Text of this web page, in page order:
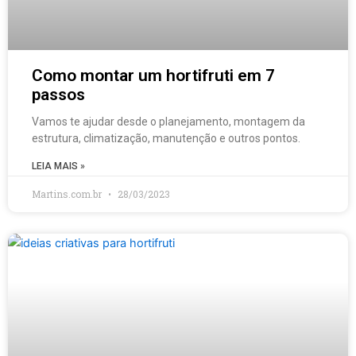
Como montar um hortifruti em 7
passos
Vamos te ajudar desde o planejamento, montagem da
estrutura, climatização, manutenção e outros pontos.
LEIA MAIS »
Martins.com.br 28/03/2023